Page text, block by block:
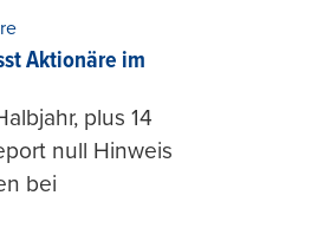
Aktionäre im
plus 14
null Hinweis
bei